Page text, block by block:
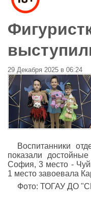
29 Декабря 2025 в 06:24
Воспитанники
показали
София, 3 место -
1 место завоевала
Фото: ТОГАУ ДО